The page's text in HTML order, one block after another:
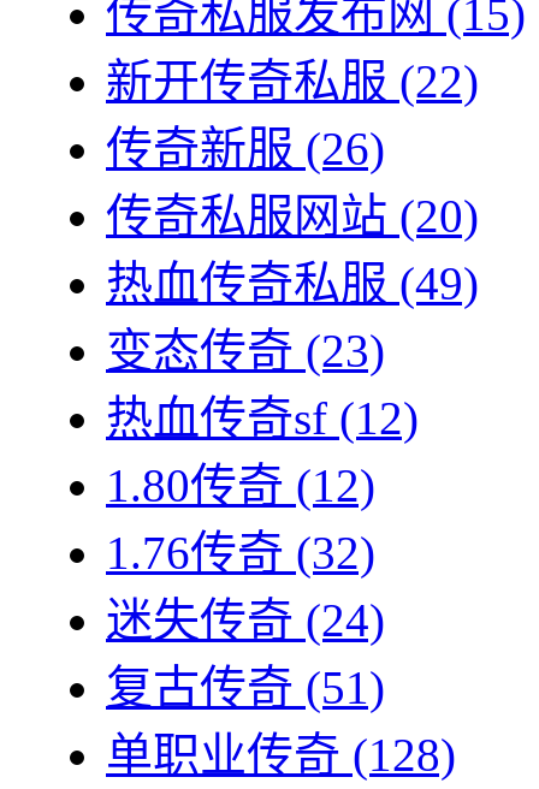
传奇私服发布网 (15)
新开传奇私服 (22)
传奇新服 (26)
传奇私服网站 (20)
热血传奇私服 (49)
变态传奇 (23)
热血传奇sf (12)
1.80传奇 (12)
1.76传奇 (32)
迷失传奇 (24)
复古传奇 (51)
单职业传奇 (128)